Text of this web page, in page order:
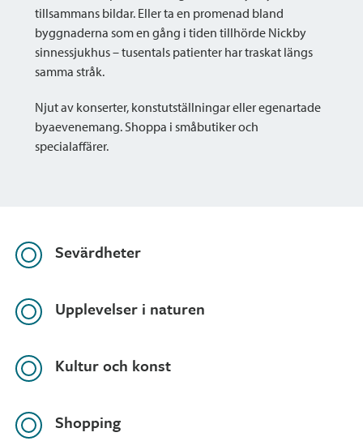
tillsammans bildar. Eller ta en promenad bland
byggnaderna som en gång i tiden tillhörde Nickby
sinnessjukhus – tusentals patienter har traskat längs
samma stråk.
Njut av konserter, konstutställningar eller egenartade
byaevenemang. Shoppa i småbutiker och
specialaffärer.
Sevärdheter
Upplevelser i naturen
Kultur och konst
Shopping